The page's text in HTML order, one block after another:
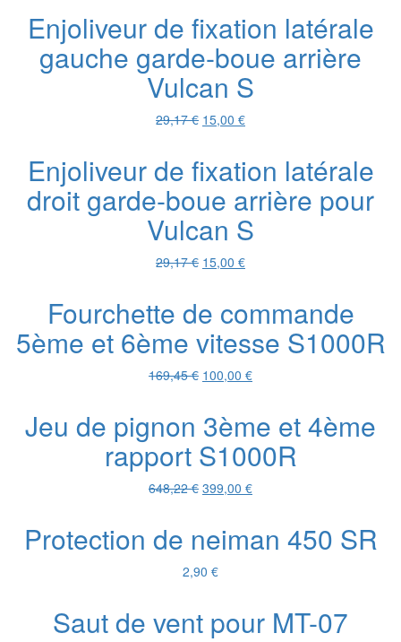
était :
305,00 €.
est :
Enjoliveur de fixation latérale
gauche garde-boue arrière
Vulcan S
29,17€ Le
était :
15,00 €Le
est :
15,00 €.
Enjoliveur de fixation latérale
droit garde-boue arrière pour
Vulcan S
29,17€ Le
était :
29,17 €.
15,00 €Le
est :
15,00 €.
Fourchette de commande
5ème et 6ème vitesse S1000R
169,45€ Le
était :
169,45 €.
100,00 €Le
est :
100,00 €.
Jeu de pignon 3ème et 4ème
rapport S1000R
648,22€ Le
était :
399,00 €Le
est :
Protection de neiman 450 SR
2,90 €
Saut de vent pour MT-07